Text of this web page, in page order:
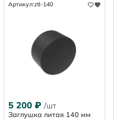
Артикул:ztl-140
5 200 ₽ /шт
Заглушка литая 140 мм